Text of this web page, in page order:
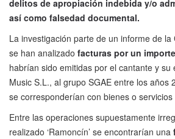
delitos de apropiación indebida y/o
así como falsedad documental.
La investigación parte de un informe de
se han analizado facturas por un
habrían sido emitidas por el cantante y su
Music S.L., al grupo SGAE entre los años
se corresponderían con bienes o servicios
Entre las operaciones supuestamente
realizado ‘Ramoncín’ se encontrarían una